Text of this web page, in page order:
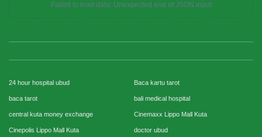
Failed to load data: Unexpected end of JSON input
24 hour hospital ubud Baca kartu tarot
baca tarot bali medical hospital
central kuta money exchange Cinemaxx Lippo Mall Kuta
Cinepolis Lippo Mall Kuta doctor ubud